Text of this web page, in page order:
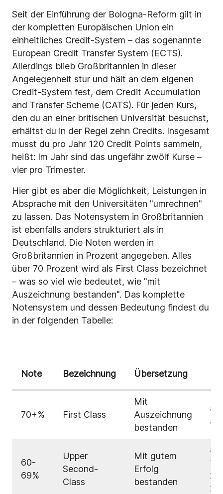
Seit der Einführung der Bologna-Reform gilt in
der kompletten Europäischen Union ein
einheitliches Credit-System – das sogenannte
European Credit Transfer System (ECTS).
Allerdings blieb Großbritannien in dieser
Angelegenheit stur und hält an dem eigenen
Credit-System fest, dem Credit Accumulation
and Transfer Scheme (CATS). Für jeden Kurs,
den du an einer britischen Universität besuchst,
erhältst du in der Regel zehn Credits. Insgesamt
musst du pro Jahr 120 Credit Points sammeln,
heißt: Im Jahr sind das ungefähr zwölf Kurse –
vier pro Trimester.
Hier gibt es aber die Möglichkeit, Leistungen in
Absprache mit den Universitäten "umrechnen"
zu lassen. Das Notensystem in Großbritannien
ist ebenfalls anders strukturiert als in
Deutschland. Die Noten werden in
Großbritannien in Prozent angegeben. Alles
über 70 Prozent wird als First Class bezeichnet
– was so viel wie bedeutet, wie "mit
Auszeichnung bestanden". Das komplette
Notensystem und dessen Bedeutung findest du
in der folgenden Tabelle:
Note Bezeichnung Übersetzung
70+% First Class
Mit
Auszeichnung
bestanden
ab
ab
60-
69%
Upper
Second-
Class
Mit gutem
Erfolg
bestanden
ab